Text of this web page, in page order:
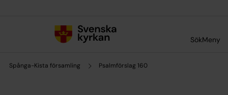
SökMeny
Spånga-Kista församling Psalmförslag 160